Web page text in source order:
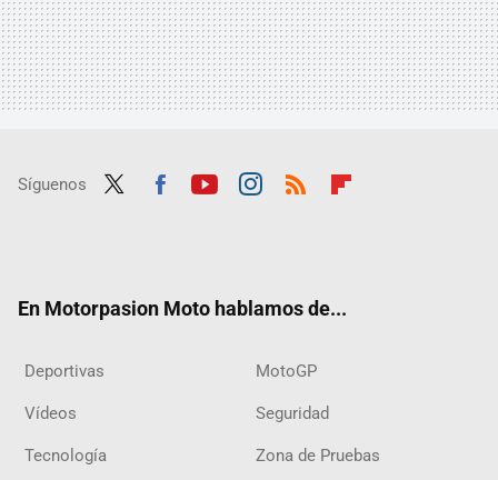
Síguenos
En Motorpasion Moto hablamos de...
Deportivas MotoGP
Vídeos Seguridad
Tecnología Zona de Pruebas